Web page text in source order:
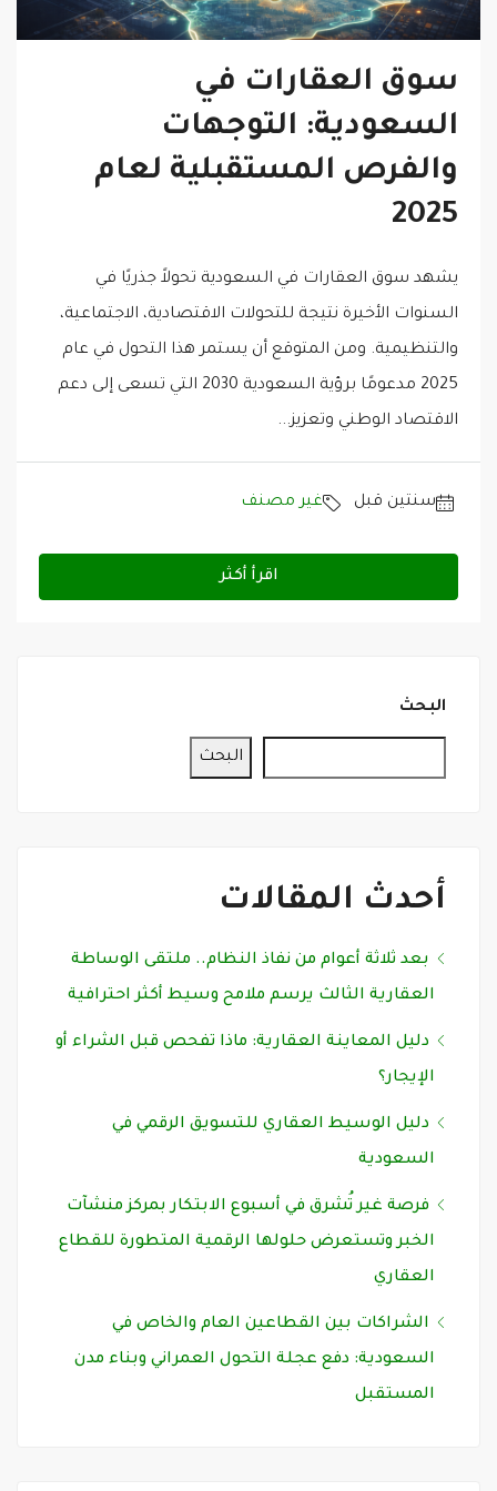
سوق العقارات في
السعودية: التوجهات
والفرص المستقبلية لعام
2025
يشهد سوق العقارات في السعودية تحولاً جذريًا في
السنوات الأخيرة نتيجة للتحولات الاقتصادية، الاجتماعية،
والتنظيمية. ومن المتوقع أن يستمر هذا التحول في عام
2025 مدعومًا برؤية السعودية 2030 التي تسعى إلى دعم
الاقتصاد الوطني وتعزيز...
‏سنتين قبل غير مصنف
اقرأ أكثر
البحث
البحث
أحدث المقالات
بعد ثلاثة أعوام من نفاذ النظام.. ملتقى الوساطة
العقارية الثالث يرسم ملامح وسيط أكثر احترافية
دليل المعاينة العقارية: ماذا تفحص قبل الشراء أو
الإيجار؟
دليل الوسيط العقاري للتسويق الرقمي في
السعودية
فرصة غير تُشرق في أسبوع الابتكار بمركز منشآت
الخبر وتستعرض حلولها الرقمية المتطورة للقطاع
العقاري
الشراكات بين القطاعين العام والخاص في
السعودية: دفع عجلة التحول العمراني وبناء مدن
المستقبل